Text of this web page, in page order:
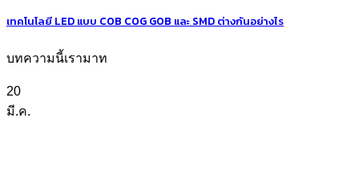
เทคโนโลยี LED แบบ COB COG GOB และ SMD ต่างกันอย่างไร
บทความนี้เรามาท
20
มี.ค.